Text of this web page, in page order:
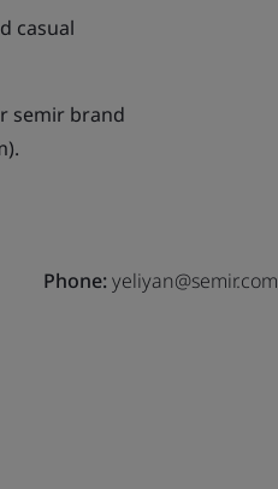
casual
semir brand
Phone:yeliyan@semir.com